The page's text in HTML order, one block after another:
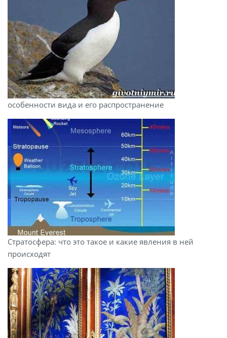
особенности вида и его распространение
Стратосфера: что это такое и какие явления в ней
происходят